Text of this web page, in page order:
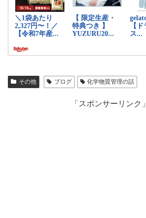
その他 ブログ 化学物質管理の話
「スポンサーリンク」